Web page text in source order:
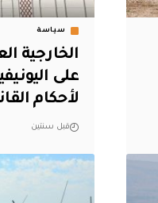
سياسة
الخارجية
على
لأحكام
قبل سنتين